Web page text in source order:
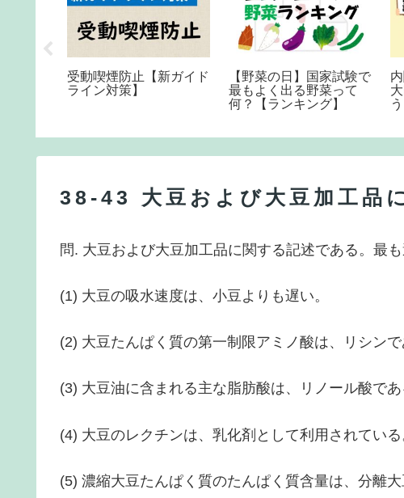
受動喫煙防止【新ガイド
ライン対策】
【野菜の日】国家試験で
最もよく出る野菜って
何？【ランキング】
38-43 大豆および大豆加工品
問. 大豆および大豆加工品に関する記述である。最
(1) 大豆の吸水速度は、小豆よりも遅い。
(2) 大豆たんぱく質の第一制限アミノ酸は、リシンで
(3) 大豆油に含まれる主な脂肪酸は、リノール酸であ
(4) 大豆のレクチンは、乳化剤として利用されている
(5) 濃縮大豆たんぱく質のたんぱく質含量は、分離大